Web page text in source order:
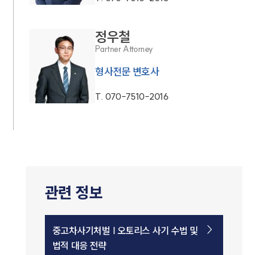
정우철
Partner Attorney
형사전문 변호사
T. 070-7510-2016
관련 정보
중고차사기처벌 | 오토리스 사기 수법 및
법적 대응 전략